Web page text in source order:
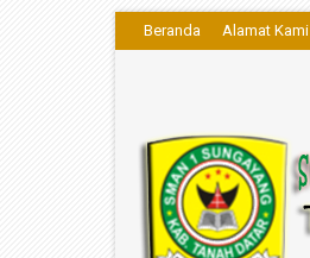
Beranda Alamat Kami